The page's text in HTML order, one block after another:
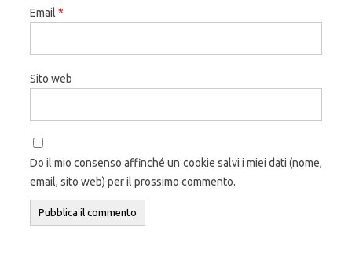
Email *
Sito web
Do il mio consenso affinché un cookie salvi i miei dati (nome,
email, sito web) per il prossimo commento.